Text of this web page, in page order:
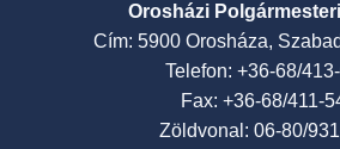
Orosházi
Cím: 5900 Orosháza,
Telefon: +36-68/
Fax: +36-68/411-
Zöldvonal: 06-80/